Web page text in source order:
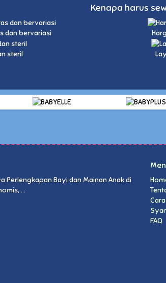
Kenapa harus
dan bervariasi
steril
Perlengkapan Bayi dan Mainan Anak di
FAQ